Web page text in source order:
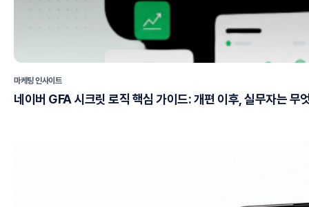
마케팅 인사이트
네이버 GFA 시크릿 로직 핵심 가이드: 개편 이후, 실무자는 무